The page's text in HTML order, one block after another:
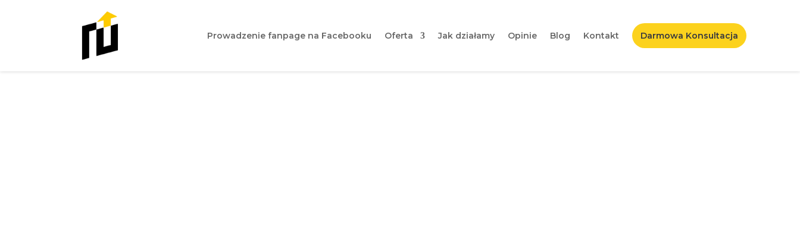
Prowadzenie fanpage na Facebooku Oferta Jak działamy Opinie Blog Kontakt Darmowa Konsultacja